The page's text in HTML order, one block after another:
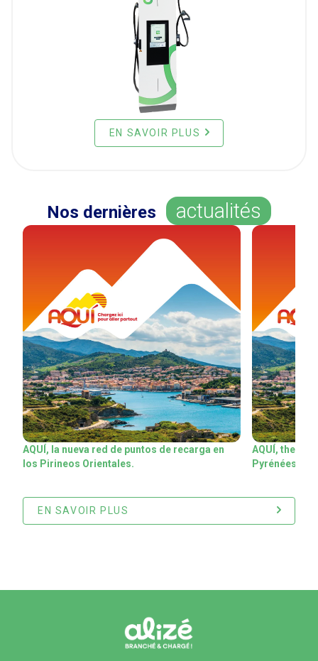
EN SAVOIR PLUS
Nos dernières actualités
AQUÍ, la nueva red de puntos de recarga en
los Pirineos Orientales.
AQUÍ, the
Pyrénées-
EN SAVOIR PLUS